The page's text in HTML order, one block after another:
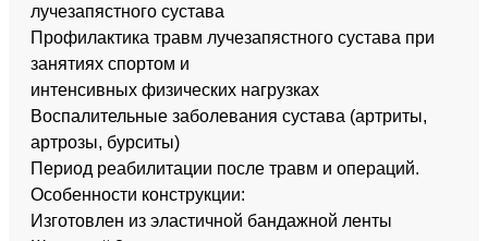
лучезапястного сустава
Профилактика травм лучезапястного сустава при
занятиях спортом и
интенсивных физических нагрузках
Воспалительные заболевания сустава (артриты,
артрозы, бурситы)
Период реабилитации после травм и операций.
Особенности конструкции:
Изготовлен из эластичной бандажной ленты